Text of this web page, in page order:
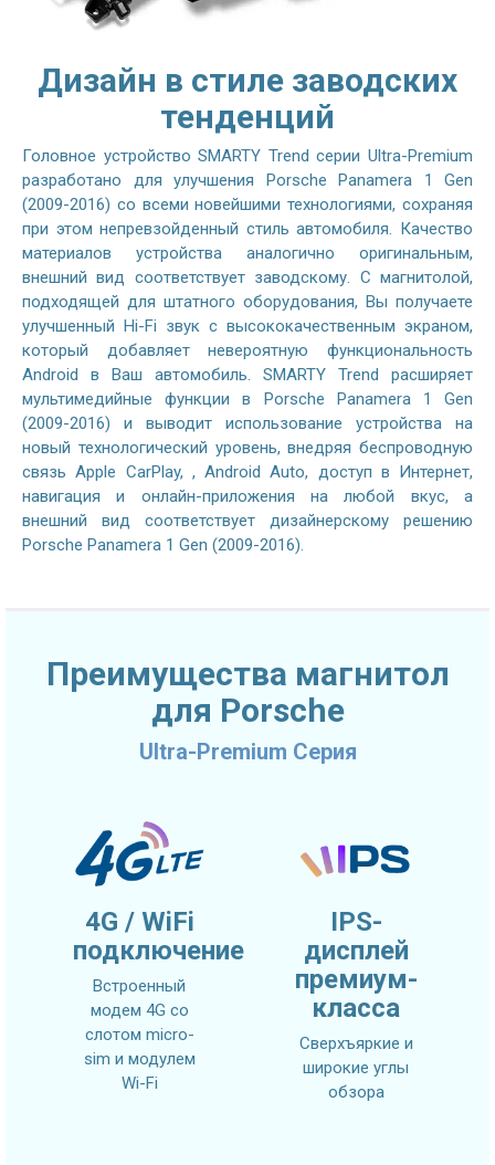
Дизайн в стиле заводских
тенденций
Головное устройство SMARTY Trend серии Ultra-Premium
разработано для улучшения Porsche Panamera 1 Gen
(2009-2016) со всеми новейшими технологиями, сохраняя
при этом непревзойденный стиль автомобиля. Качество
материалов устройства аналогично оригинальным,
внешний вид соответствует заводскому. С магнитолой,
подходящей для штатного оборудования, Вы получаете
улучшенный Hi-Fi звук с высококачественным экраном,
который добавляет невероятную функциональность
Android в Ваш автомобиль. SMARTY Trend расширяет
мультимедийные функции в Porsche Panamera 1 Gen
(2009-2016) и выводит использование устройства на
новый технологический уровень, внедряя беспроводную
связь Apple CarPlay, , Android Auto, доступ в Интернет,
навигация и онлайн-приложения на любой вкус, а
внешний вид соответствует дизайнерскому решению
Porsche Panamera 1 Gen (2009-2016).
Преимущества магнитол
для Porsche
Ultra-Premium Серия
4G / WiFi
подключение
Встроенный
модем 4G со
слотом micro-
sim и модулем
Wi-Fi
IPS-
дисплей
премиум-
класса
Сверхъяркие и
широкие углы
обзора